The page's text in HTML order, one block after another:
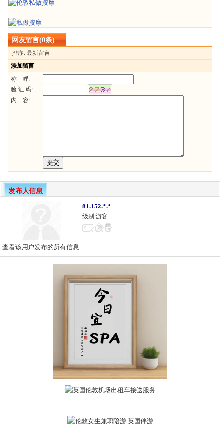
网友留言(0条)
排序: 最新留言
添加留言
称 呼:
验 证 码:
内 容:
发布人信息
81.152.*.*
级别:游客
查看该用户发布的所有信息